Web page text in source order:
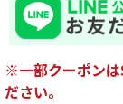
※一部クーポンは
ださい。